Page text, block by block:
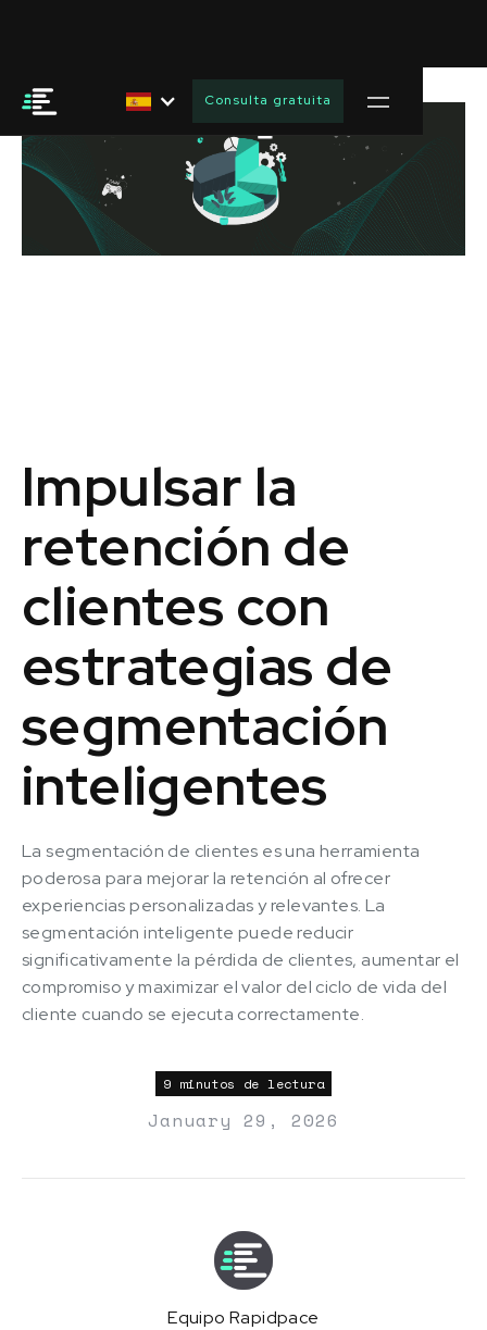
Consulta gratuita
Impulsar la
retención de
clientes con
estrategias de
segmentación
inteligentes
La segmentación de clientes es una herramienta
poderosa para mejorar la retención al ofrecer
experiencias personalizadas y relevantes. La
segmentación inteligente puede reducir
significativamente la pérdida de clientes, aumentar el
compromiso y maximizar el valor del ciclo de vida del
cliente cuando se ejecuta correctamente.
9 minutos de lectura
January 29, 2026
Equipo Rapidpace